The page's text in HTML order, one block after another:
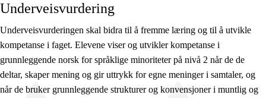
Underveisvurdering
Underveisvurderingen skal bidra til å fremme læring og til å utvikle
kompetanse i faget. Elevene viser og utvikler kompetanse i
grunnleggende norsk for språklige minoriteter på nivå 2 når de de
deltar, skaper mening og gir uttrykk for egne meninger i samtaler, og
når de bruker grunnleggende strukturer og konvensjoner i muntlig og